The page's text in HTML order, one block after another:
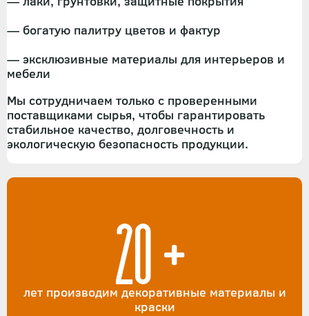
— богатую палитру цветов и фактур
— эксклюзивные материалы для интерьеров и
мебели
Мы сотрудничаем только с проверенными
поставщиками сырья, чтобы гарантировать
стабильное качество, долговечность и
экологическую безопасность продукции.
20+
лет производим декоративные материалы и
краски